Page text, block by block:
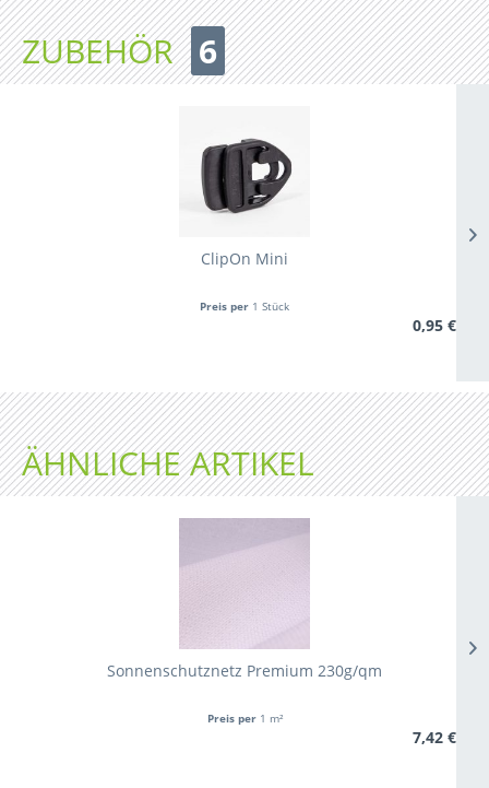
ZUBEHÖR 6
ClipOn Mini
Preis per 1 Stück
0,95 €
ÄHNLICHE ARTIKEL
Sonnenschutznetz Premium 230g/qm
Preis per 1 m²
7,42 €